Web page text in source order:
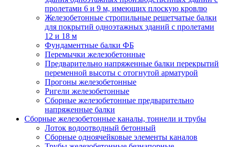
пролетами 6 и 9 м, имеющих плоскую кровлю
Железобетонные стропильные решетчатые балки
для покрытий одноэтажных зданий с пролетами
12 и 18 м
Фундаментные балки ФБ
Перемычки железобетонные
Предварительно напряженные балки перекрытий
переменной высоты с отогнутой арматурой
Прогоны железобетонные
Ригели железобетонные
Сборные железобетонные предварительно
напряженные балки
Сборные железобетонные каналы, тоннели и трубы
Лоток водоотводный бетонный
Сборные одноячейковые элементы каналов